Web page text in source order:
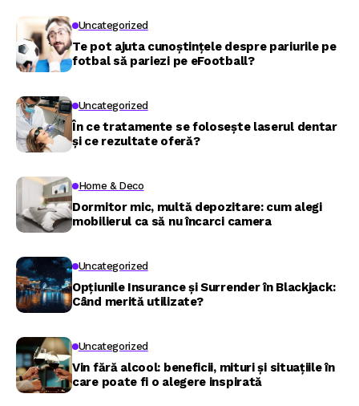
Uncategorized
Te pot ajuta cunoștințele despre pariurile pe
fotbal să pariezi pe eFootball?
Uncategorized
În ce tratamente se folosește laserul dentar
și ce rezultate oferă?
Home & Deco
Dormitor mic, multă depozitare: cum alegi
mobilierul ca să nu încarci camera
Uncategorized
Opțiunile Insurance și Surrender în Blackjack:
Când merită utilizate?
Uncategorized
Vin fără alcool: beneficii, mituri și situațiile în
care poate fi o alegere inspirată